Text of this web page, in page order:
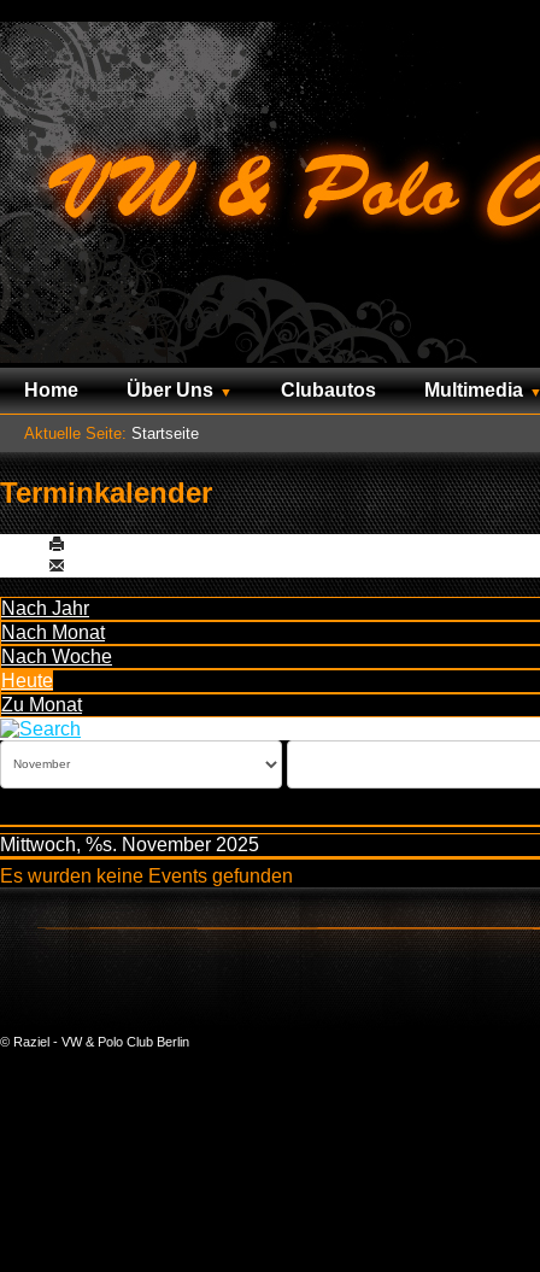
Home Über Uns Clubautos Multimedia
Aktuelle Seite: Startseite
Terminkalender
Nach Jahr
Nach Monat
Nach Woche
Heute
Zu Monat
Mittwoch, %s. November 2025
Es wurden keine Events gefunden
© Raziel - VW & Polo Club Berlin